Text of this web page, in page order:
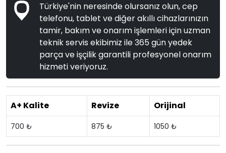
Türkiye'nin neresinde olursanız olun, cep
telefonu, tablet ve diğer akıllı cihazlarınızın
tamir, bakım ve onarım işlemleri için uzman
teknik servis ekibimiz ile 365 gün yedek
parça ve işçilik garantili profesyonel onarım
hizmeti veriyoruz.
A+ Kalite Revize Orijinal
700 ₺ 875 ₺ 1050 ₺